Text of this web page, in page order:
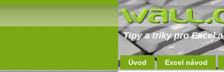
Tipy a triky pro Excel
Úvod Excel návod